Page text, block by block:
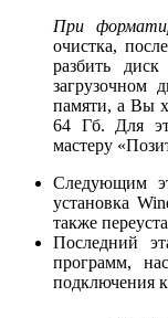
При
очистка,
разбить
загрузочном
памяти, а Вы
64 Гб. Для
мастеру
Следующим
установка
также
Последний
программ,
подключения